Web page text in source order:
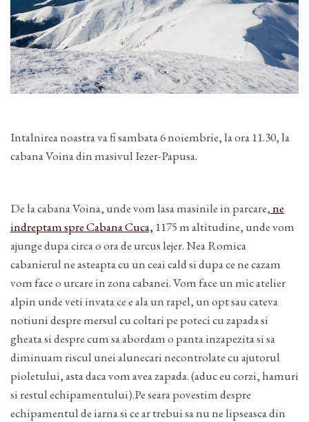
Intalnirea noastra va fi sambata 6 noiembrie, la ora 11.30, la
cabana Voina din masivul Iezer-Papusa.
De la cabana Voina, unde vom lasa masinile in parcare,ne
indreptam spre Cabana Cuca, 1175 m altitudine, unde vom
ajunge dupa circa o ora de urcus lejer. Nea Romica
cabanierul ne asteapta cu un ceai cald si dupa ce ne cazam
vom face o urcare in zona cabanei. Vom face un mic atelier
alpin unde veti invata ce e ala un rapel, un opt sau cateva
notiuni despre mersul cu coltari pe poteci cu zapada si
gheata si despre cum sa abordam o panta inzapezita si sa
diminuam riscul unei alunecari necontrolate cu ajutorul
pioletului, asta daca vom avea zapada. (aduc eu corzi, hamuri
si restul echipamentului).Pe seara povestim despre
echipamentul de iarna si ce ar trebui sa nu ne lipseasca din